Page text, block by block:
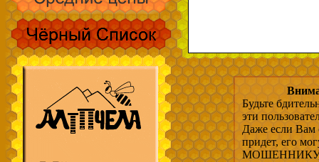
Будьте
эти
Даже если Вам
придет, его
МОШЕННИКУ,